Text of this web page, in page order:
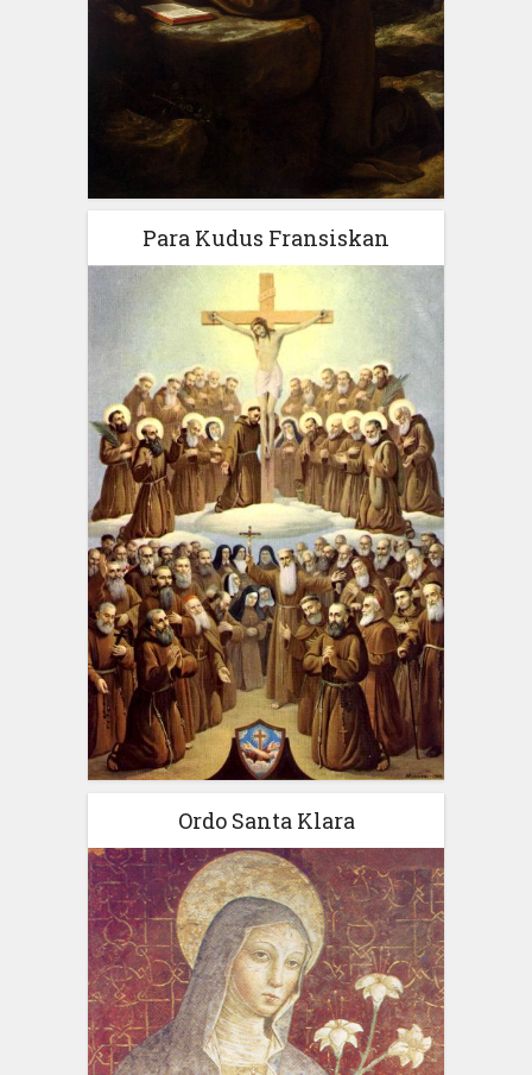
Para Kudus Fransiskan
Ordo Santa Klara